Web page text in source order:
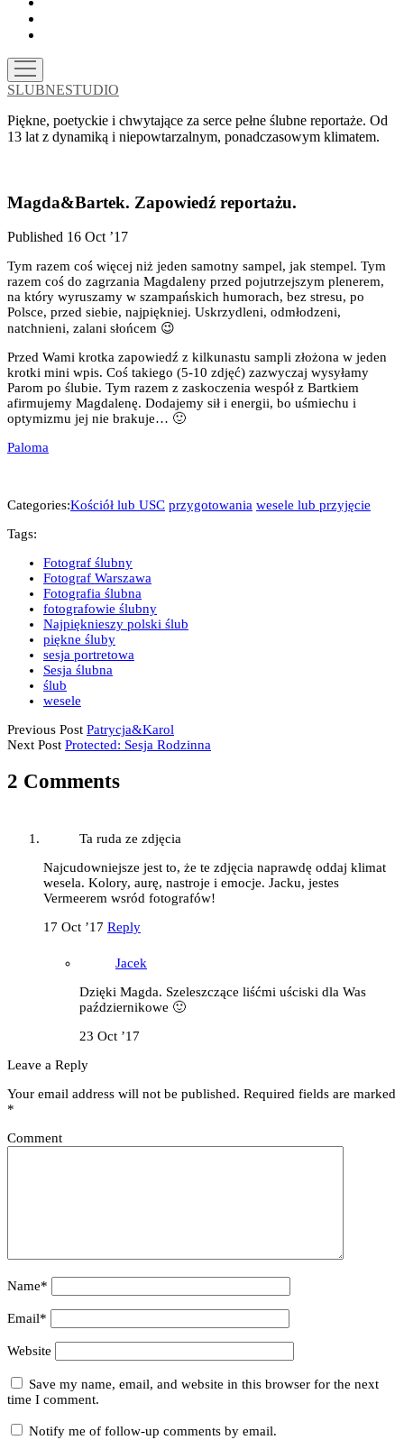
open
menu
SLUBNESTUDIO
Piękne, poetyckie i chwytające za serce pełne ślubne reportaże. Od
13 lat z dynamiką i niepowtarzalnym, ponadczasowym klimatem.
Magda&Bartek. Zapowiedź reportażu.
Published 16 Oct ’17
Tym razem coś więcej niż jeden samotny sampel, jak stempel. Tym
razem coś do zagrzania Magdaleny przed pojutrzejszym plenerem,
na który wyruszamy w szampańskich humorach, bez stresu, po
Polsce, przed siebie, najpiękniej. Uskrzydleni, odmłodzeni,
natchnieni, zalani słońcem 😉
Przed Wami krotka zapowiedź z kilkunastu sampli złożona w jeden
krotki mini wpis. Coś takiego (5-10 zdjęć) zazwyczaj wysyłamy
Parom po ślubie. Tym razem z zaskoczenia wespół z Bartkiem
afirmujemy Magdalenę. Dodajemy sił i energii, bo uśmiechu i
optymizmu jej nie brakuje… 🙂
Paloma
Categories:Kościół lub USC przygotowania wesele lub przyjęcie
Tags:
Fotograf ślubny
Fotograf Warszawa
Fotografia ślubna
fotografowie ślubny
Najpięknieszy polski ślub
piękne śluby
sesja portretowa
Sesja ślubna
ślub
wesele
Previous Post Patrycja&Karol
Next Post Protected: Sesja Rodzinna
2 Comments
Ta ruda ze zdjęcia
Najcudowniejsze jest to, że te zdjęcia naprawdę oddaj klimat
wesela. Kolory, aurę, nastroje i emocje. Jacku, jestes
Vermeerem wsród fotografów!
17 Oct ’17 Reply
Jacek
Dzięki Magda. Szeleszczące liśćmi uściski dla Was
październikowe 🙂
23 Oct ’17
Leave a Reply
Your email address will not be published. Required fields are marked
*
Comment
Name*
Email*
Website
Save my name, email, and website in this browser for the next
time I comment.
Notify me of follow-up comments by email.